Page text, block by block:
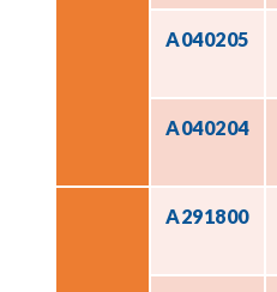
A040205
A040204
A291800